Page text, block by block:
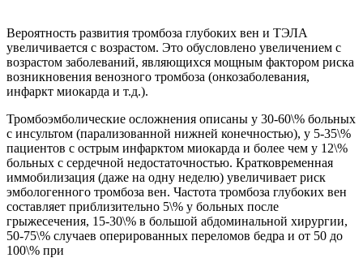
Вероятность развития тромбоза глубоких вен и ТЭЛА
увеличивается с возрастом. Это обусловлено увеличением с
возрастом заболеваний, являющихся мощным фактором риска
возникновения венозного тромбоза (онкозаболевания,
инфаркт миокарда и т.д.).
Тромбоэмболические осложнения описаны у 30-60\% больных
с инсультом (парализованной нижней конечностью), у 5-35\%
пациентов с острым инфарктом миокарда и более чем у 12\%
больных с сердечной недостаточностью. Кратковременная
иммобилизация (даже на одну неделю) увеличивает риск
эмбологенного тромбоза вен. Частота тромбоза глубоких вен
составляет приблизительно 5\% у больных после
грыжесечения, 15-30\% в большой абдоминальной хирургии,
50-75\% случаев оперированных переломов бедра и от 50 до
100\% при